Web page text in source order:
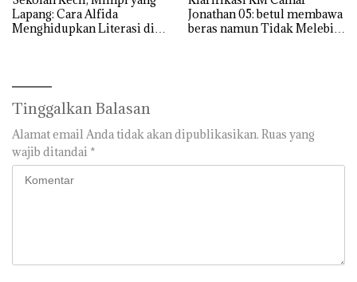
Lapang: Cara Alfida
Menghidupkan Literasi di
Jonathan 05: betul membawa
beras namun Tidak Melebihi
Tinggalkan Balasan
Alamat email Anda tidak akan dipublikasikan. Ruas yang
wajib ditandai *